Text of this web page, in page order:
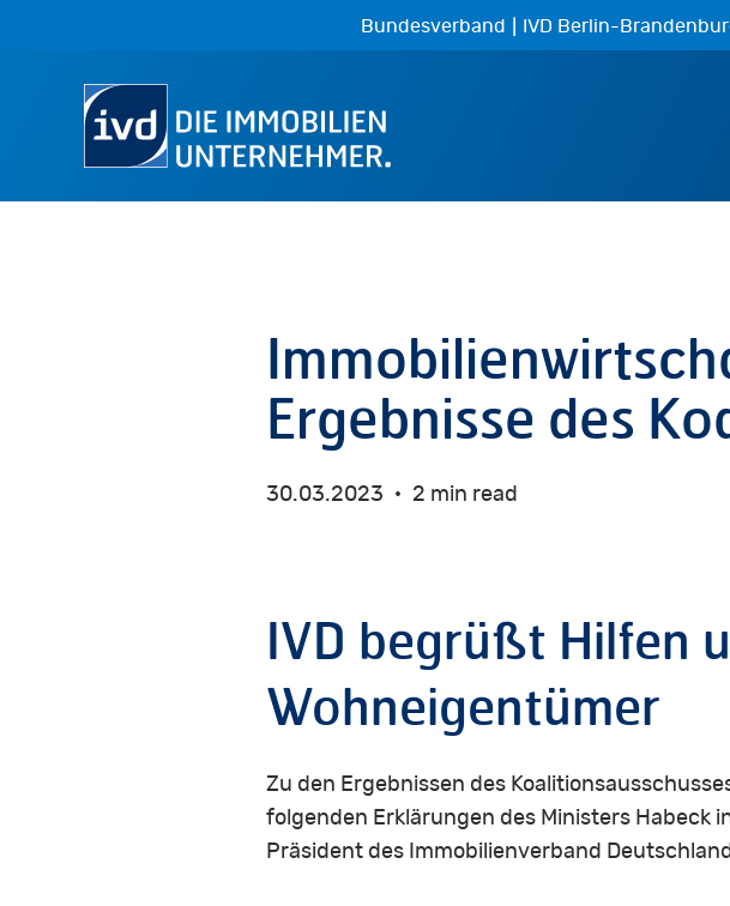
Bundesverband | IVD Berlin-
Ergebnisse des
30.03.2023 2 min read
IVD begrüßt Hilfen
Wohneigentümer
Zu den Ergebnissen des
folgenden Erklärungen des Ministers Habeck
Präsident des Immobilienverband